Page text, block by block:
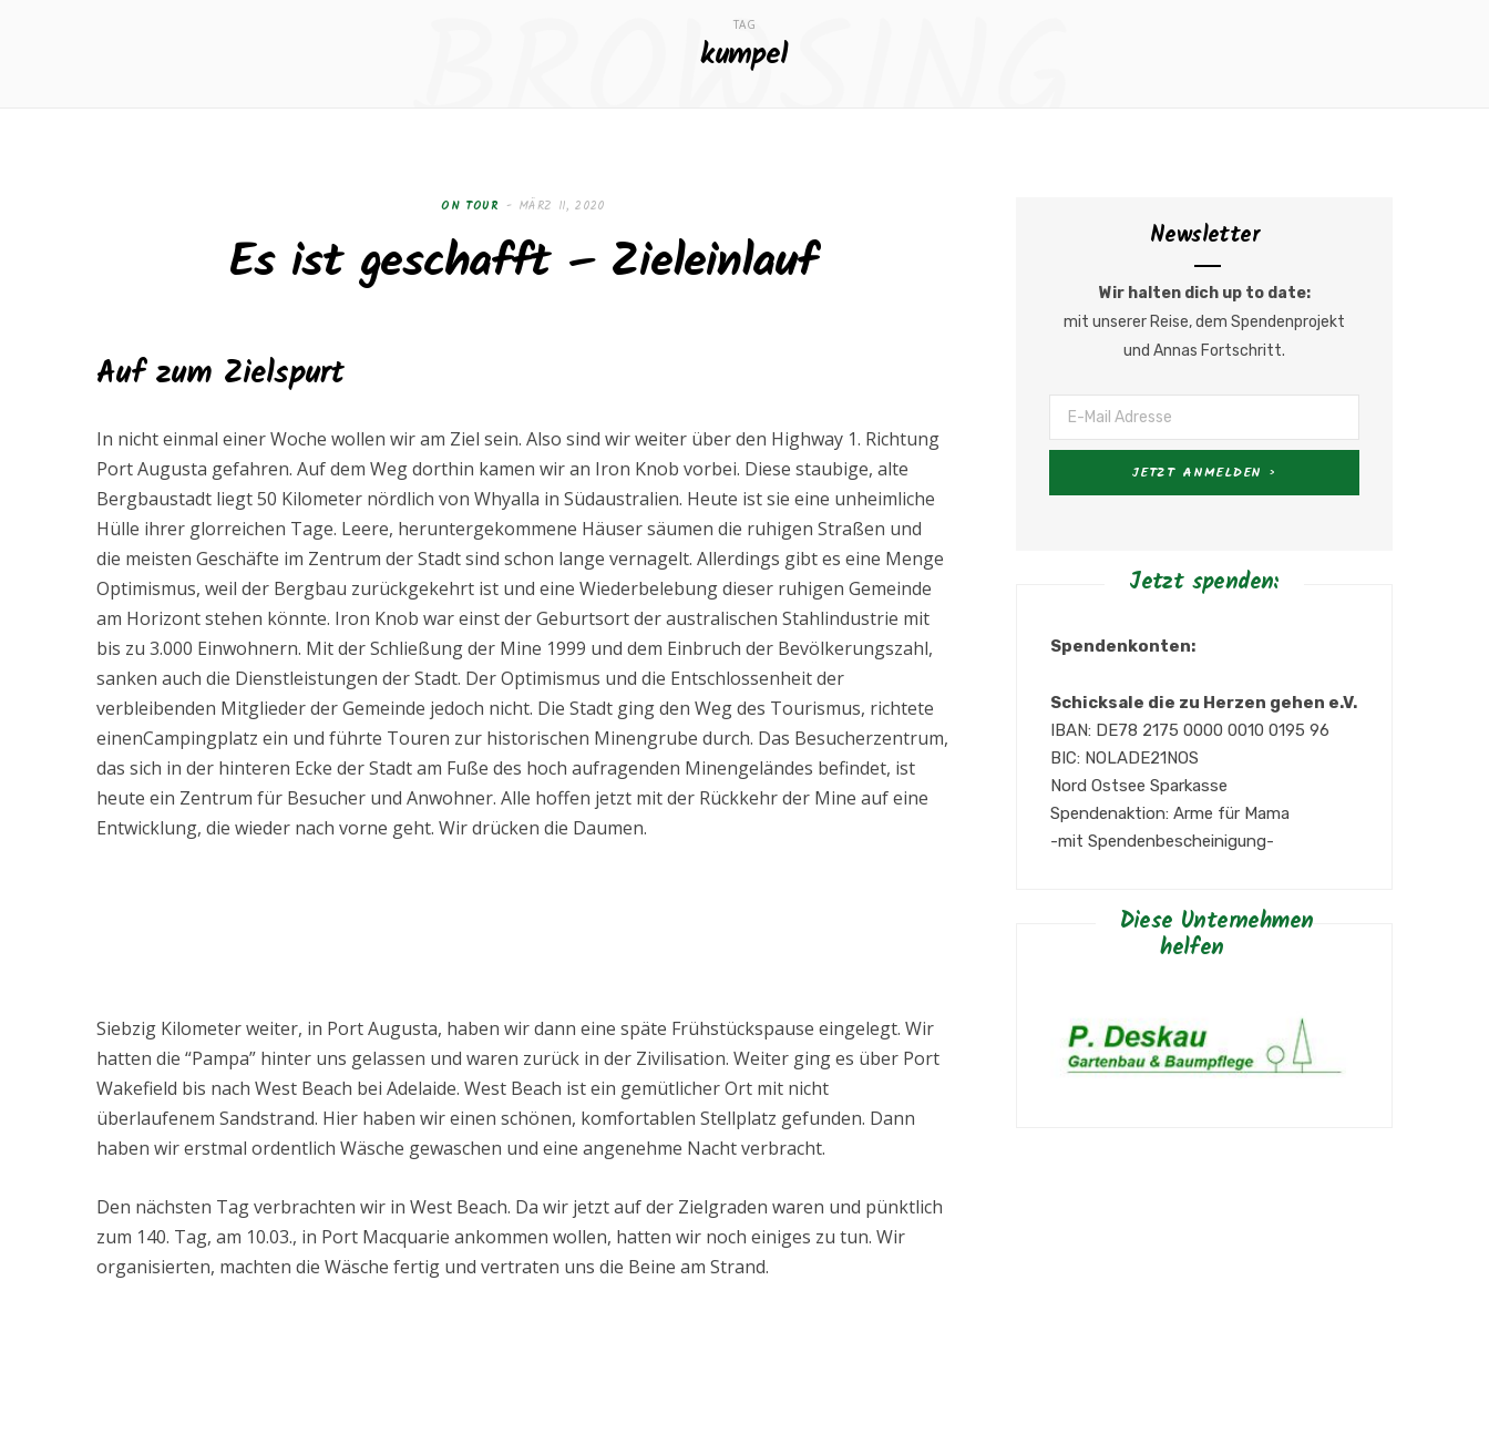
TAG
kumpel
BROWSING
ON TOUR MÄRZ 11, 2020
Es ist geschafft – Zieleinlauf
Auf zum Zielspurt
In nicht einmal einer Woche wollen wir am Ziel sein. Also sind wir weiter über den Highway 1. Richtung
Port Augusta gefahren. Auf dem Weg dorthin kamen wir an Iron Knob vorbei. Diese staubige, alte
Bergbaustadt liegt 50 Kilometer nördlich von Whyalla in Südaustralien. Heute ist sie eine unheimliche
Hülle ihrer glorreichen Tage. Leere, heruntergekommene Häuser säumen die ruhigen Straßen und
die meisten Geschäfte im Zentrum der Stadt sind schon lange vernagelt. Allerdings gibt es eine Menge
Optimismus, weil der Bergbau zurückgekehrt ist und eine Wiederbelebung dieser ruhigen Gemeinde
am Horizont stehen könnte. Iron Knob war einst der Geburtsort der australischen Stahlindustrie mit
bis zu 3.000 Einwohnern. Mit der Schließung der Mine 1999 und dem Einbruch der Bevölkerungszahl,
sanken auch die Dienstleistungen der Stadt. Der Optimismus und die Entschlossenheit der
verbleibenden Mitglieder der Gemeinde jedoch nicht. Die Stadt ging den Weg des Tourismus, richtete
einenCampingplatz ein und führte Touren zur historischen Minengrube durch. Das Besucherzentrum,
das sich in der hinteren Ecke der Stadt am Fuße des hoch aufragenden Minengeländes befindet, ist
heute ein Zentrum für Besucher und Anwohner. Alle hoffen jetzt mit der Rückkehr der Mine auf eine
Entwicklung, die wieder nach vorne geht. Wir drücken die Daumen.
Siebzig Kilometer weiter, in Port Augusta, haben wir dann eine späte Frühstückspause eingelegt. Wir
hatten die “Pampa” hinter uns gelassen und waren zurück in der Zivilisation. Weiter ging es über Port
Wakefield bis nach West Beach bei Adelaide. West Beach ist ein gemütlicher Ort mit nicht
überlaufenem Sandstrand. Hier haben wir einen schönen, komfortablen Stellplatz gefunden. Dann
haben wir erstmal ordentlich Wäsche gewaschen und eine angenehme Nacht verbracht.
Den nächsten Tag verbrachten wir in West Beach. Da wir jetzt auf der Zielgraden waren und pünktlich
zum 140. Tag, am 10.03., in Port Macquarie ankommen wollen, hatten wir noch einiges zu tun. Wir
organisierten, machten die Wäsche fertig und vertraten uns die Beine am Strand.
Newsletter
Wir halten dich up to date:
mit unserer Reise, dem Spendenprojekt
und Annas Fortschritt.
Jetzt spenden:
Spendenkonten:
Schicksale die zu Herzen gehen e.V.
IBAN: DE78 2175 0000 0010 0195 96
BIC: NOLADE21NOS
Nord Ostsee Sparkasse
Spendenaktion: Arme für Mama
-mit Spendenbescheinigung-
Diese Unternehmen
helfen